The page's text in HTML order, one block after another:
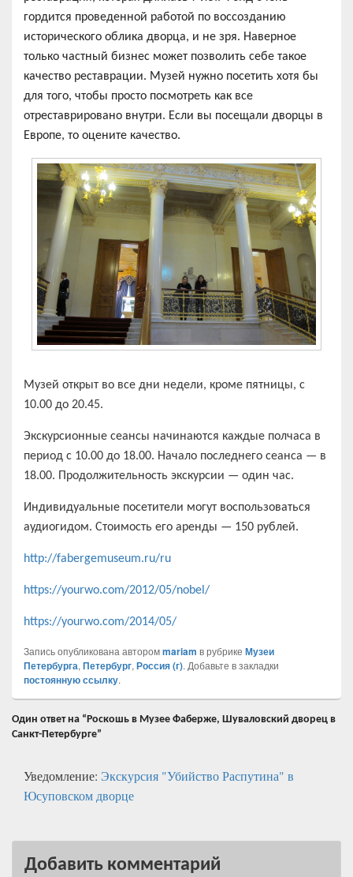
гордится проведенной работой по воссозданию
исторического облика дворца, и не зря. Наверное
только частный бизнес может позволить себе такое
качество реставрации. Музей нужно посетить хотя бы
для того, чтобы просто посмотреть как все
отреставрировано внутри. Если вы посещали дворцы в
Европе, то оцените качество.
Музей открыт во все дни недели, кроме пятницы, с
10.00 до 20.45.
Экскурсионные сеансы начинаются каждые полчаса в
период с 10.00 до 18.00. Начало последнего сеанса — в
18.00. Продолжительность экскурсии — один час.
Индивидуальные посетители могут воспользоваться
аудиогидом. Стоимость его аренды — 150 рублей.
http://fabergemuseum.ru/ru
https://yourwo.com/2012/05/nobel/
https://yourwo.com/2014/05/
Запись опубликована авторомmariam в рубрике Музеи
Петербурга, Петербург, Россия (г). Добавьте в закладки
постоянную ссылку.
Один ответ на “Роскошь в Музее Фаберже, Шуваловский дворец в
Санкт-Петербурге”
Уведомление: Экскурсия "Убийство Распутина" в
Юсуповском дворце
Добавить комментарий